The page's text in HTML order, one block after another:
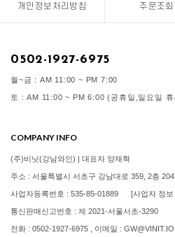
개인정보처리방침 주문조회
0502-1927-6975
월~금 : AM 11:00 ~ PM 7:00
토 : AM 11:00 ~ PM 6:00 (공휴일,일요일 휴
COMPANY INFO
(주)비닛(강남와인) | 대표자 양재혁
주소 : 서울특별시 서초구 강남대로 359, 2층 204
사업자등록번호 : 535-85-01889 [사업자 정
통신판매신고번호 : 제 2021-서울서초-3290
전화 : 0502-1927-6975 , 이메일 : GW@VINIT.IO